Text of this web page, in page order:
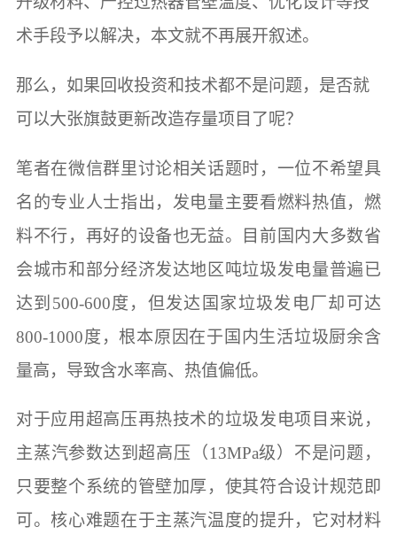
术手段予以解决，本文就不再展开叙述。
那么，如果回收投资和技术都不是问题，是否就
可以大张旗鼓更新改造存量项目了呢？
笔者在微信群里讨论相关话题时，一位不希望具
名的专业人士指出，发电量主要看燃料热值，燃
料不行，再好的设备也无益。目前国内大多数省
会城市和部分经济发达地区吨垃圾发电量普遍已
达到500-600度，但发达国家垃圾发电厂却可达
800-1000度，根本原因在于国内生活垃圾厨余含
量高，导致含水率高、热值偏低。
对于应用超高压再热技术的垃圾发电项目来说，
主蒸汽参数达到超高压（13MPa级）不是问题，
只要整个系统的管壁加厚，使其符合设计规范即
可。核心难题在于主蒸汽温度的提升，它对材料